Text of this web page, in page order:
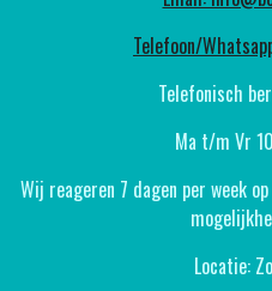
Telefoon/
Telefonisch
Ma t/m Vr
Wij reageren 7 dagen per week
Locatie: